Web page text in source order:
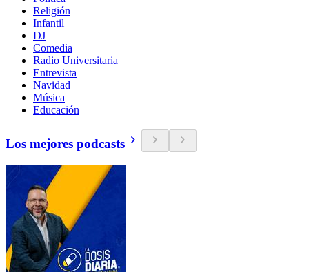
Religión
Infantil
DJ
Comedia
Radio Universitaria
Entrevista
Navidad
Música
Educación
Los mejores podcasts